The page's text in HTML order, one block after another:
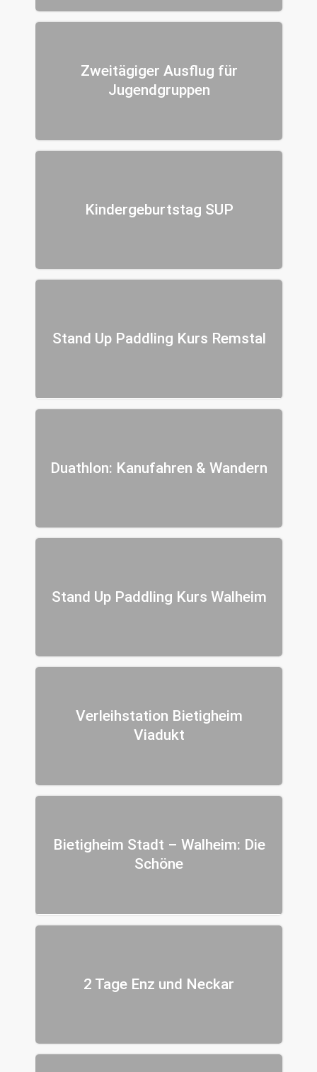
Zweitägiger Ausflug für
Jugendgruppen
Kindergeburtstag SUP
Stand Up Paddling Kurs Remstal
Duathlon: Kanufahren & Wandern
Stand Up Paddling Kurs Walheim
Verleihstation Bietigheim
Viadukt
Bietigheim Stadt – Walheim: Die
Schöne
2 Tage Enz und Neckar